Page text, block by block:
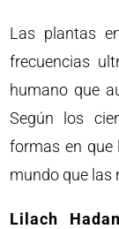
Las plantas
frecuencias
humano que
Según los
formas en que
mundo que las
Lilach